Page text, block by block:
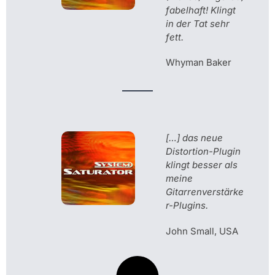
fabelhaft! Klingt
in der Tat sehr
fett.
Whyman Baker
[…] das neue
Distortion-Plugin
klingt besser als
meine
Gitarrenverstärke
r-Plugins.
John Small, USA